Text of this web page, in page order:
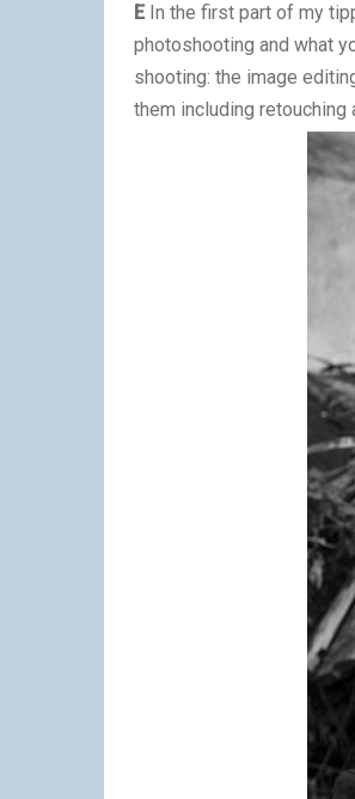
E In the first part of my
photoshooting and what
shooting: the image
them including retouching